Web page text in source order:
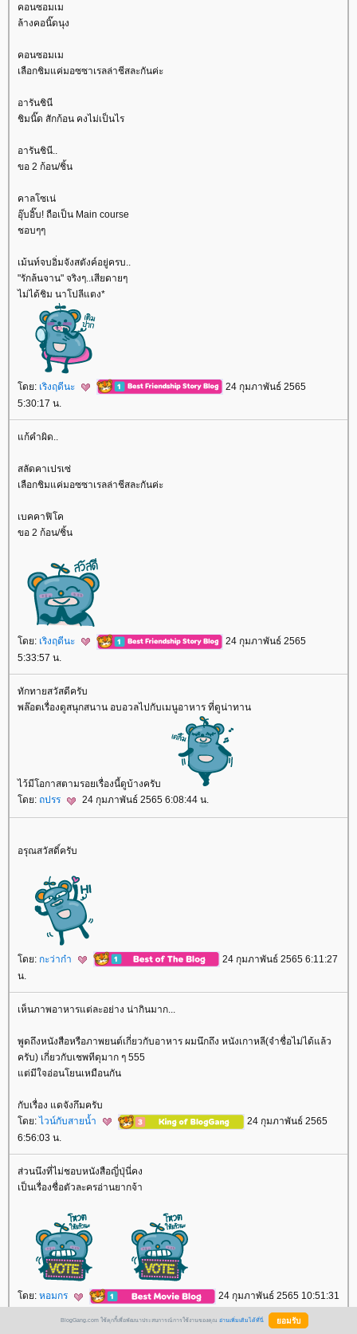
คอนซอมเม
ล้างคอนิ๊ดนุง
คอนซอมเม
เลือกชิมแค่มอซซาเรลล่าชีสละกันค่ะ
อารันชินี
ชิมนิ๊ด สักก้อน คงไม่เป็นไร
อารันชินี..
ขอ 2 ก้อน/ชิ้น
คาลโซเน่
อุ๊บอิ๊บ! ถือเป็น Main course
ชอบๆๆ
เม้นท์จบอิ่มจังสตังค์อยู่ครบ..
"รักล้นจาน" จริงๆ..เสียดายๆ
ไม่ได้ชิม นาโปลีแตง*
ดย: เริงฤดีนะ
24 กุมภาพันธ์ 2565
5:30:17 น.
ก้คำผิด..
สลัดคาเปรเซ่
เลือกชิมแค่มอซซาเรลล่าชีสละกันค่ะ
เบคคาฟิโค
ขอ 2 ก้อน/ชิ้น
ดย: เริงฤดีนะ
24 กุมภาพันธ์ 2565
5:33:57 น.
ทักทายสวัสดีครับ
พล๊อตเรื่องดูสนุกสนาน อบอวลไปกับเมนูอาหาร ที่ดูน่าทาน
ไว้มีโอกาสตามรอยเรื่องนี้ดูบ้างครับ
ดย: ถปรร 24 กุมภาพันธ์ 2565 6:08:44 น.
อรุณสวัสดิ์ครับ
ดย: กะว่าก๋า
24 กุมภาพันธ์ 2565 6:11:27
น.
เห็นภาพอาหารแต่ละอย่าง น่ากินมาก...
พูดถึงหนังสือหรือภาพยนต์เกี่ยวกับอาหาร ผมนึกถึง หนังเกาหลี(จำชื่อไม่ได้แล้ว
ครับ) เกี่ยวกับเชพทีดุมาก ๆ 555
ต่มีใจอ่อนโยนเหมือนกัน
กับเรื่อง แดจังกึมครับ
ดย: ไวน์กับสายน้ำ
24 กุมภาพันธ์ 2565
6:56:03 น.
ส่วนนึงที่ไม่ชอบหนังสือญี่ปุ่นี่คง
เป็นเรื่องชื่อตัวละครอ่านยากจ้า
ดย: หอมกร
24 กุมภาพันธ์ 2565 10:51:31
BlogGang.com ใช้คุกกี้เพื่อพัฒนาประสบการณ์การใช้งานของคุณ อ่านเพิ่มเติมได้ที่นี่